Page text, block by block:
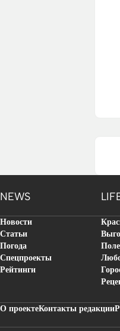
NEWS
Новости
Статьи
Погода
Спецпроекты
Рейтинги
О проектеКонтакты редакции